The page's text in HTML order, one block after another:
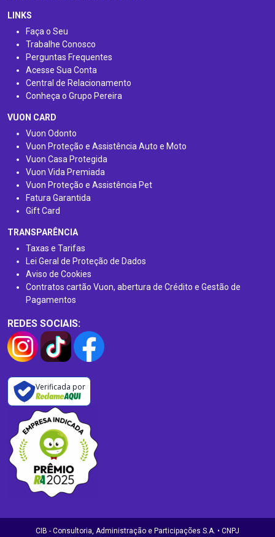
LINKS
Faça o Seu
Trabalhe Conosco
Perguntas Frequentes
Acesse Sua Conta
Central de Relacionamento
Conheça o Grupo Pereira
VUON CARD
Vuon Odonto
Vuon Proteção e Assistência Auto e Moto
Vuon Casa Protegida
Vuon Vida Premiada
Vuon Proteção e Assistência Pet
Fatura Garantida
Gift Card
TRANSPARÊNCIA
Taxas e Tarifas
Lei Geral de Proteção de Dados
Aviso de Cookies
Contratos cartão Vuon, abertura de Crédito e Gestão de
Pagamentos
REDES SOCIAIS:
Verificada por
CIB - Consultoria, Administração e Participações S.A. • CNPJ